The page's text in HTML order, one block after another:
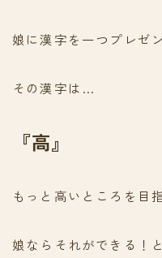
娘に漢字を一つプレゼ
その漢字は…
『高』
もっと高いところを目
娘ならそれができる！